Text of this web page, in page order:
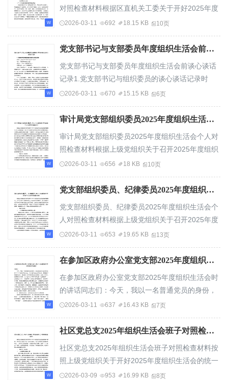
对照检查材料根据区直机关工委关于开好2025年度
组织生活会的相关通知要求，本人紧扣会议主题...
2026-03-11 692 18.15 KB 10页
党支部书记与支部委员年度组织生活会前谈心谈话记录
党支部书记与支部委员年度组织生活会前谈心谈话
记录1.党支部书记与组织委员的谈心谈话记录时
间：2026年X月X日上午9:30地点：局机关三楼会
2026-03-11 670 15.15 KB 6页
审计局党支部组织委员2025年度组织生活会个人对照检查材料
审计局党支部组织委员2025年度组织生活会个人对
照检查材料根据上级党组织关于召开2025年度组织
生活会的部署要求,本人紧紧围绕“深入学习贯...
2026-03-11 656 18 KB 10页
党支部组织委员、纪律委员2025年度组织生活会个人对照检查材料
党支部组织委员、纪律委员2025年度组织生活会个
人对照检查材料根据上级党组织关于召开2025年度
组织生活会的部署要求，本人认真学习贯彻党的...
2026-03-11 653 19.65 KB 13页
在参加区政府办公室党支部2025年度组织生活会时的讲话
在参加区政府办公室党支部2025年度组织生活会时
的讲话同志们：今天，我以一名普通党员的身份，
参加区政府办公室党支部2025年度组织生活会，...
2026-03-11 637 16.43 KB 7页
社区党总支2025年组织生活会班子对照检查材料
社区党总支2025年组织生活会班子对照检查材料按
照上级党组织关于开好2025年度组织生活会的统一
部署，社区党总支班子在广泛征求意见、深入开...
2026-03-09 953 16.99 KB 8页